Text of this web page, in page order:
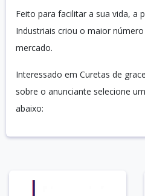
Feito para facilitar a sua vida, a
Industriais criou o maior
mercado.
Interessado em Curetas de
sobre o anunciante selecione
abaixo: